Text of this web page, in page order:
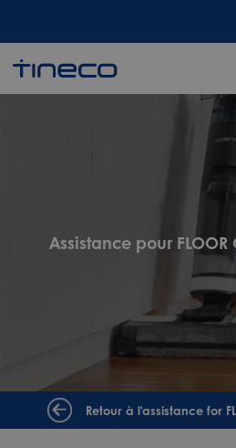
Rejoignez notre liste de diffusion et
commande chez
Assistance pour FLOOR
Retour à l'assistance for